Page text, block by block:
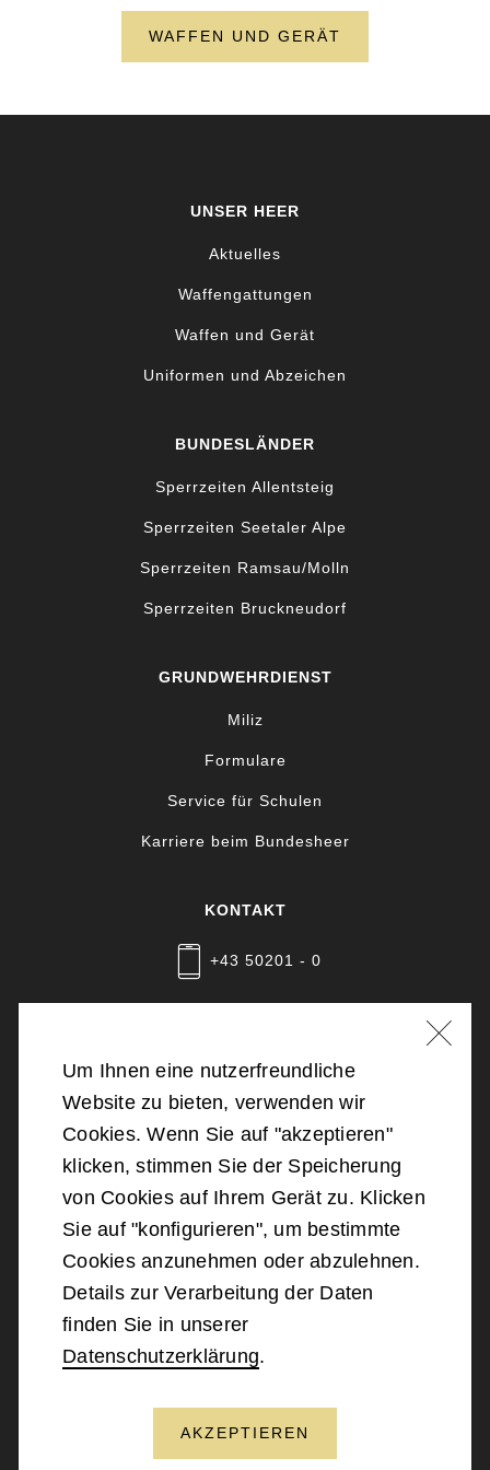
WAFFEN UND GERÄT
UNSER HEER
Aktuelles
Waffengattungen
Waffen und Gerät
Uniformen und Abzeichen
BUNDESLÄNDER
Sperrzeiten Allentsteig
Sperrzeiten Seetaler Alpe
Sperrzeiten Ramsau/Molln
Sperrzeiten Bruckneudorf
GRUNDWEHRDIENST
Miliz
Formulare
Service für Schulen
Karriere beim Bundesheer
KONTAKT
+43 50201 - 0
2026Bundesministerium für Landesverteidigung
Barrierefreiheit
Datenschutz
Kontakt
Um Ihnen eine nutzerfreundliche
Website zu bieten, verwenden wir
Cookies. Wenn Sie auf "akzeptieren"
klicken, stimmen Sie der Speicherung
von Cookies auf Ihrem Gerät zu. Klicken
Sie auf "konfigurieren", um bestimmte
Cookies anzunehmen oder abzulehnen.
Details zur Verarbeitung der Daten
finden Sie in unserer
Datenschutzerklärung.
AKZEPTIEREN